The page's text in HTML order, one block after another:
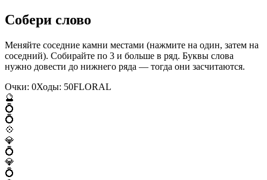
Собери слово
Меняйте соседние камни местами (нажмите на один, затем на
соседний). Собирайте по 3 и больше в ряд. Буквы слова
нужно довести до нижнего ряда — тогда они засчитаются.
Очки: 0Ходы: 50FLORAL
🔮
💍
💍
💠
💎
💍
💎
💍